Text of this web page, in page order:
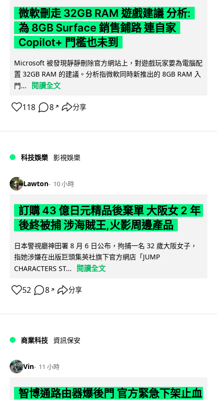
微軟刪走 32GB RAM 遊戲建議 分析:
為 8GB Surface 銷售鋪路 連自家
Copilot+ 門檻也未到
Microsoft 被發現靜靜刪除官方網站上，對遊戲玩家要為電腦配
置 32GB RAM 的建議。分析指微軟同時新推出的 8GB RAM 入
門...
閱讀全文
118 8 ↗ 分享
科技娛樂 影視娛樂
Lawton 10 小時
訂購 43 億日元精品後棄單 大阪女 2 年
後終被捕 涉海賊王,火影周邊產品
日本警視廳神田署 8 月 6 日公布，拘捕一名 32 歲大阪女子，
指她涉嫌在出版巨頭集英社旗下官方網店「JUMP
CHARACTERS ST...
閱讀全文
52 8 ↗ 分享
商業科技 資訊保安
Vin 11 小時
智博通路由器爆後門 官方緊急下架止血